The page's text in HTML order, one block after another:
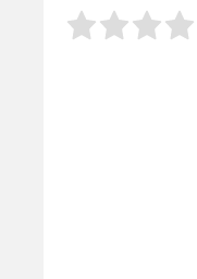
5